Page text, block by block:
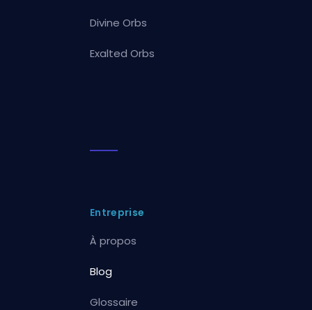
Divine Orbs
Exalted Orbs
Entreprise
À propos
Blog
Glossaire